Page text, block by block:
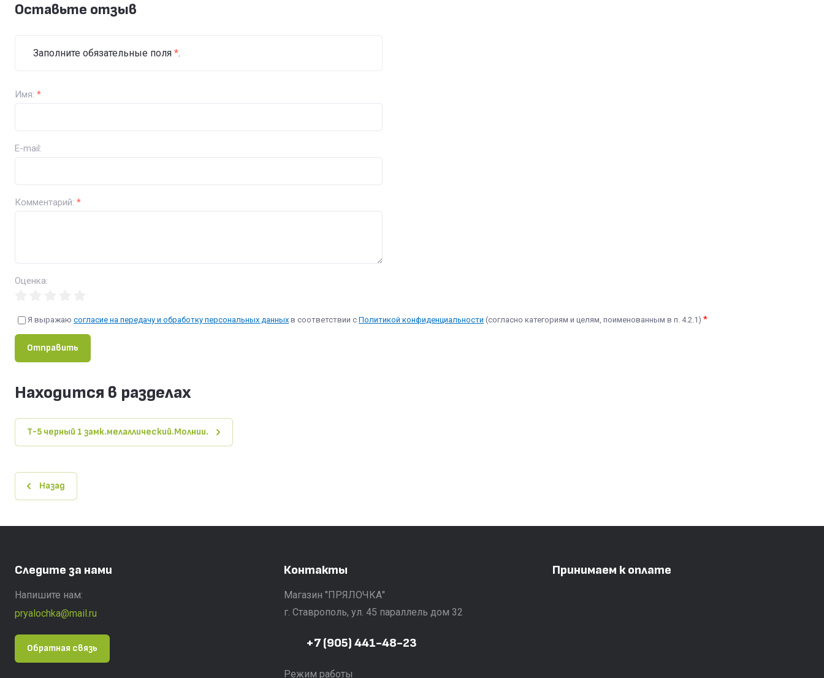
Оставьте отзыв
Заполните обязательные поля *.
Имя: *
E-mail:
Комментарий: *
Оценка:
Я выражаю согласие на передачу и обработку персональных данных в соответствии с Политикой конфиденциальности (согласно категориям и целям, поименованным в п. 4.2.1) *
Отправить
Находится в разделах
Т-5 черный 1 замк.мелаллический.Молнии.
Назад
Следите за нами
Напишите нам:
pryalochka@mail.ru
Обратная связь
Контакты
Магазин "ПРЯЛОЧКА"
г. Ставрополь, ул. 45 параллель дом 32
+7 (905) 441-48-23
Режим работы
Принимаем к оплате